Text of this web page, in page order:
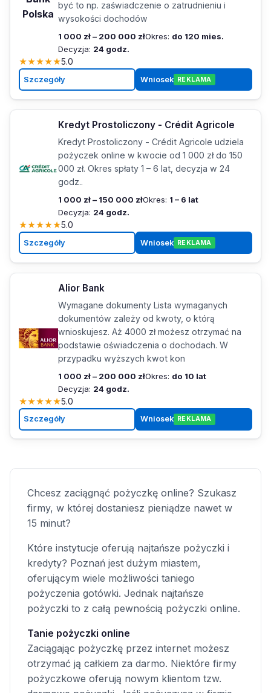
Polska
być to np. zaświadczenie o zatrudnieniu i
wysokości dochodów
1 000 zł – 200 000 złOkres: do 120 mies.
Decyzja: 24 godz.
★★★★★5.0
Szczegóły Wniosek REKLAMA
Kredyt Prostoliczony - Crédit Agricole
Kredyt Prostoliczony - Crédit Agricole udziela
pożyczek online w kwocie od 1 000 zł do 150
000 zł. Okres spłaty 1 – 6 lat, decyzja w 24
godz..
1 000 zł – 150 000 złOkres: 1 – 6 lat
Decyzja: 24 godz.
★★★★★5.0
Szczegóły Wniosek REKLAMA
Alior Bank
Wymagane dokumenty Lista wymaganych
dokumentów zależy od kwoty, o którą
wnioskujesz. Aż 4000 zł możesz otrzymać na
podstawie oświadczenia o dochodach. W
przypadku wyższych kwot kon
1 000 zł – 200 000 złOkres: do 10 lat
Decyzja: 24 godz.
★★★★★5.0
Szczegóły Wniosek REKLAMA
Chcesz zaciągnąć pożyczkę online? Szukasz
firmy, w której dostaniesz pieniądze nawet w
15 minut?
Które instytucje oferują najtańsze pożyczki i
kredyty? Poznań jest dużym miastem,
oferującym wiele możliwości taniego
pożyczenia gotówki. Jednak najtańsze
pożyczki to z całą pewnością pożyczki online.
Tanie pożyczki online
Zaciągając pożyczkę przez internet możesz
otrzymać ją całkiem za darmo. Niektóre firmy
pożyczkowe oferują nowym klientom tzw.